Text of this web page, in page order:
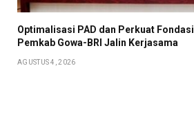
Optimalisasi PAD dan Perkuat
Pemkab Gowa-BRI Jalin Kerjasama
AGUSTUS 4, 2026